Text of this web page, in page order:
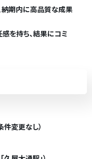
納期内に高品質な成果
を持ち、結果にコミ
変更なし）